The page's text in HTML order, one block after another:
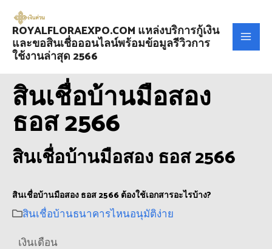
ROYALFLORAEXPO.COM แหล่งบริการกู้เงิน
และขอสินเชื่อออนไลน์พร้อมข้อมูลรีวิวการ
ใช้งานล่าสุด 2566
สินเชื่อบ้านมือสอง
ธอส 2566
สินเชื่อบ้านมือสอง ธอส 2566
สินเชื่อบ้านมือสอง ธอส 2566 ต้องใช้เอกสารอะไรบ้าง?
สินเชื่อบ้านธนาคารไหนอนุมัติง่าย
เงินเดือน